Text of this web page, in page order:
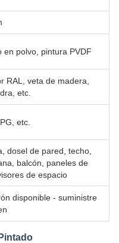
en polvo, pintura PVDF
RAL, veta de madera,
etc.
etc.
dosel de pared, techo,
balcón, paneles de
de espacio
disponible - suministre